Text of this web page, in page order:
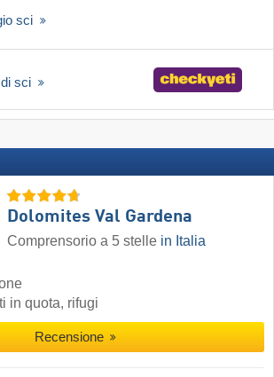
sci
sci
Dolomites Val Gardena
Comprensorio a 5 stelle in Italia
in quota, rifugi
Recensione